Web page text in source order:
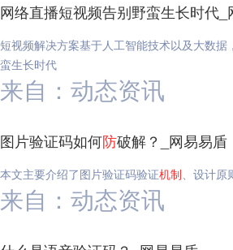
网络直播短视频告别野蛮生长时代_
短视频解决方案基于人工智能技术以及大数
蛮生长时代
来自：动态资讯
图片验证码如何防破解？_网易易盾
本文主要介绍了图片验证码验证机制、设计原
来自：动态资讯